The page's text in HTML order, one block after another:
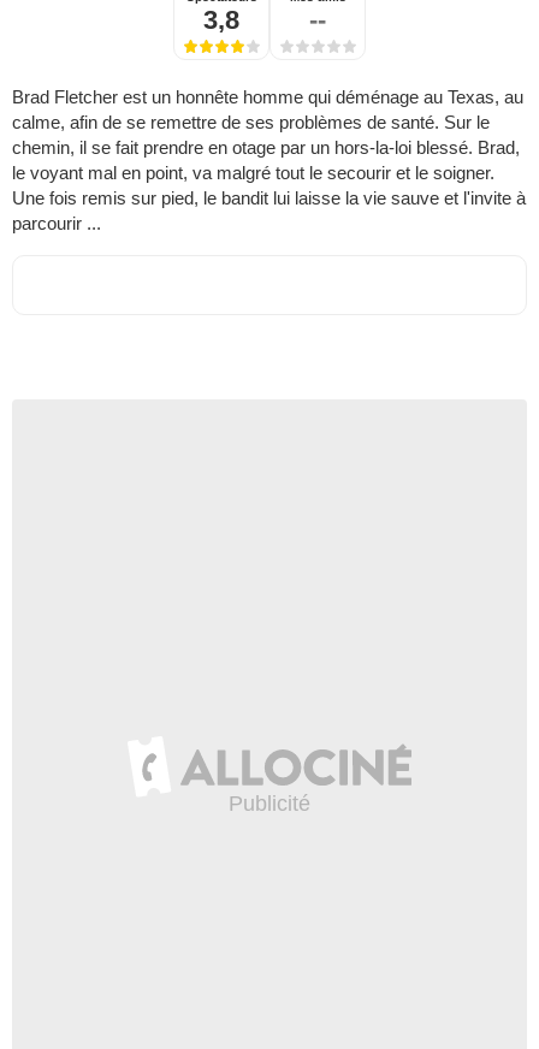
3,8 --
Brad Fletcher est un honnête homme qui déménage au Texas, au
calme, afin de se remettre de ses problèmes de santé. Sur le
chemin, il se fait prendre en otage par un hors-la-loi blessé. Brad,
le voyant mal en point, va malgré tout le secourir et le soigner.
Une fois remis sur pied, le bandit lui laisse la vie sauve et l'invite à
parcourir ...